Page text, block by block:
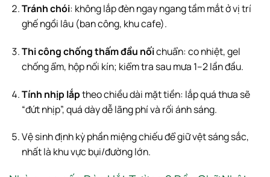
Tránh chói: không lắp đèn ngay ngang tầm mắt ở vị trí
ghế ngồi lâu (ban công, khu cafe).
Thi công chống thấm đầu nốichuẩn: co nhiệt, gel
chống ẩm, hộp nối kín; kiểm tra sau mưa 1–2 lần đầu.
Tính nhịp lắptheo chiều dài mặt tiền: lắp quá thưa sẽ
“đứt nhịp”, quá dày dễ lãng phí và rối ánh sáng.
Vệ sinh định kỳ phần miệng chiếu để giữ vệt sáng sắc,
nhất là khu vực bụi/đường lớn.